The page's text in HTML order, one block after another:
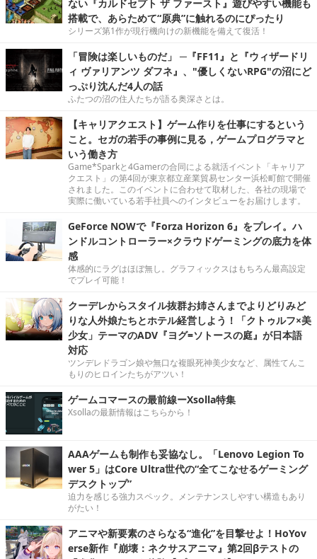
ない『カルドセプト ザ ファースト』遊びやすい機能も
搭載で、あらためて“原典”に触れるのにぴったり
シリーズ第1作が現行機向けの新機能を備えて復活！
「冒険は楽しいものだ」 ─『FF11』と『ウィザードリ
ィ ヴァリアンツ ダフネ』、"優しくないRPG"の沼にど
っぷり沈んだ4人の話
ふたつの沼の住人たちが語る奥深さとは。
【キャリアクエスト】ゲーム作りを仕事にするという
こと。セガの若手の事例に見る，ゲームプログラマと
いう働き方
Game*Sparkと4Gamerの合同による就活イベント「キャリア
クエスト」の第4回が東京都立産業貿易センター浜松町館で開催
されました。このイベントに合わせて取材した、各社の現場で
実際に働いている若手社員へのインタビューをお届けします。
GeForce NOWで『Forza Horizon 6』をプレイ。ハ
ンドルコントローラー×クラウドゲーミングの底力を体
感
体感的にラグはほぼ無し。グラフィックスはもちろん最高設定
でプレイ可能！
クーデレからスタイル抜群お姉さんまでよりどりみど
りな人外娘たちとホテル経営しよう！「クトゥルフ×美
少女」テーマのADV『ヨグ=ソトースの庭』が日本語
対応
ツンデレドラゴン娘や無口な複眼死神美少女など、属性てんこ
もりのヒロインたちがアツい！
ゲームコマースの最前線ーXsolla特集
Xsollaの最新情報はこちらから！
AAAゲームも制作も妥協なし。「Lenovo Legion To
wer 5」はCore Ultra世代の“全てこなせるゲーミング
デスクトップ”
迫力を感じる強力スペック。メンテナンスしやすい構造もあり
がたい！
アニマや新要素のさらなる“進化”を目撃せよ！HoYov
erse新作『崩壊：ネクサスアニマ』第2回βテストの